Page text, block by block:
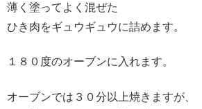
薄く塗ってよく混ぜた
ひき肉をギュウギュウに詰めます。
１８０度のオーブンに入れます。
オーブンでは３０分以上焼きますが、